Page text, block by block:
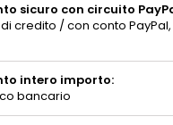
sicuro con circuito
credito / con conto
intero importo:
bancario